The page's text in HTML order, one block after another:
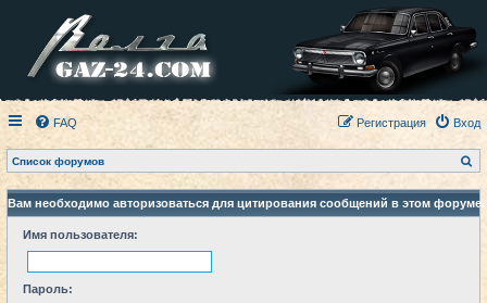
FAQ Вход
Регистрация
Список форумов
о
с
к
Вам необходимо авторизоваться для цитирования сообщений в этом форуме.
Имя пользователя:
Пароль: